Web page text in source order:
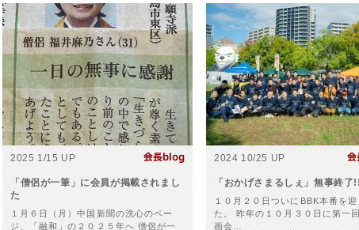
2025 1/15 UP
「僧侶が一筆」に会員が掲載されまし
た
１月６日（月）中国新聞の洗心のペー
ジ、「融和」の２０２５年へ 僧侶が一
2024 10/25 UP
「おかげさまるしぇ」無事終了
１０月２０日ついにBBK本番を
た。 昨年の１０月３０日に第一
画会…